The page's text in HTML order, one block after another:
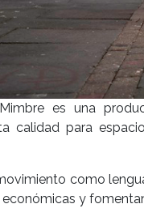
es una
calidad para
como
y